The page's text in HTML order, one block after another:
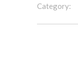
Category: